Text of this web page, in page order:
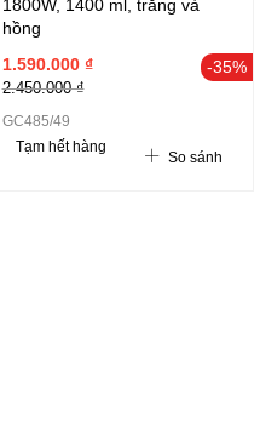
1800W, 1400 ml, trắng và
hồng
-35%
1.590.000 ₫
2.450.000 ₫
GC485/49
Tạm hết hàng
So sánh